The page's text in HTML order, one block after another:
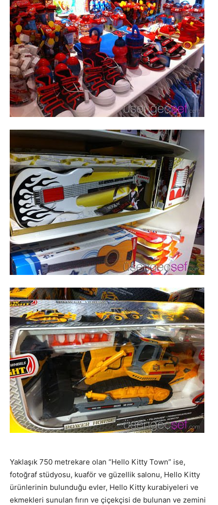
Yaklaşık 750 metrekare olan “Hello Kitty Town” ise,
fotoğraf stüdyosu, kuaför ve güzellik salonu, Hello Kitty
ürünlerinin bulunduğu evler, Hello Kitty kurabiyeleri ve
ekmekleri sunulan fırın ve çiçekçisi de bulunan ve zemini